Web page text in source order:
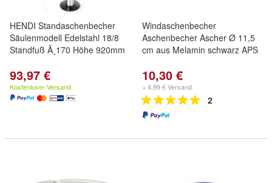
HENDI Standaschenbecher
Säulenmodell Edelstahl 18/8
Standfuß Ã¸170 Höhe 920mm
93,97 €
Kostenloser Versand
Windaschenbecher
Aschenbecher Ascher Ø 11,5
cm aus Melamin schwarz APS
10,30 €
+ 4,99 € Versand
2